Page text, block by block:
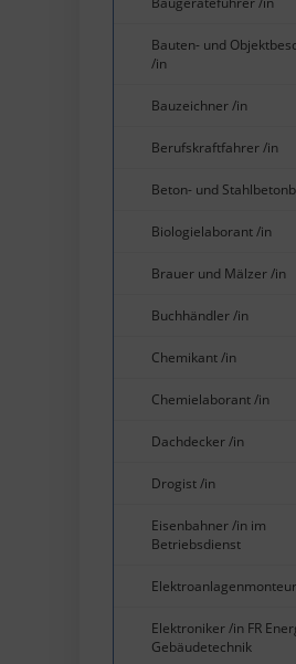
Bauten- und
/in
Bauzeichner /in
Berufskraftfahrer /in
Beton- und
Biologielaborant /in
Brauer und Mälzer /in
Buchhändler /in
Chemikant /in
Chemielaborant /in
Dachdecker /in
Drogist /in
Eisenbahner /in im
Betriebsdienst
Elektroanlagenmonteur
Elektroniker /in FR
Gebäudetechnik